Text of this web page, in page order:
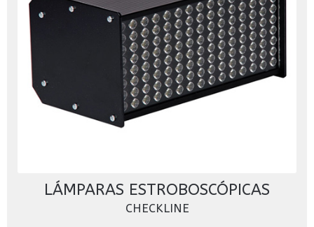
LÁMPARAS ESTROBOSCÓPICAS
CHECKLINE